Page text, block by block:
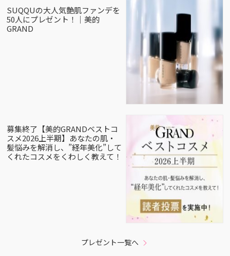
SUQQUの大人気艶肌ファンデを
50人にプレゼント！｜美的
GRAND
募集終了【美的GRANDベストコ
スメ2026上半期】あなたの肌・
髪悩みを解消し、”経年美化”して
くれたコスメをくわしく教えて！
プレゼント一覧へ